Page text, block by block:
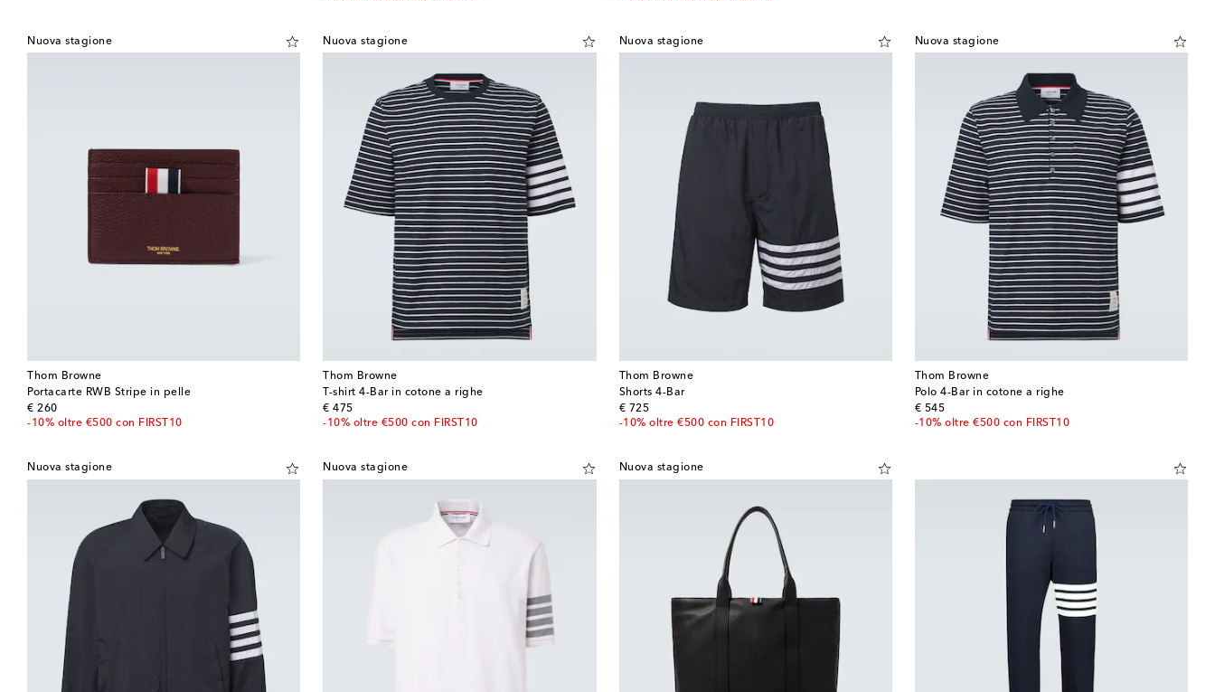
Nuova stagione
Thom Browne
Portacarte RWB Stripe in pelle
€ 260
original price
-10% oltre €500 con FIRST10
Nuova stagione
Thom Browne
T-shirt 4-Bar in cotone a righe
€ 475
original price
-10% oltre €500 con FIRST10
Nuova stagione
Thom Browne
Shorts 4-Bar
€ 725
original price
-10% oltre €500 con FIRST10
Nuova stagione
Thom Browne
Polo 4-Bar in cotone a righe
€ 545
original price
-10% oltre €500 con FIRST10
Nuova stagione Nuova stagione Nuova stagione